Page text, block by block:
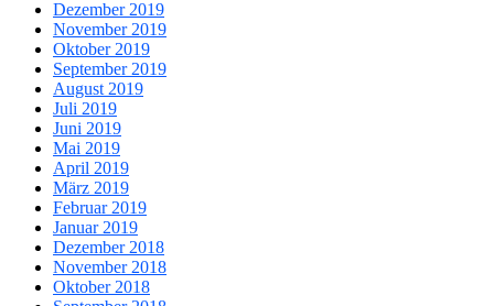
Dezember 2019
November 2019
Oktober 2019
September 2019
August 2019
Juli 2019
Juni 2019
Mai 2019
April 2019
März 2019
Februar 2019
Januar 2019
Dezember 2018
November 2018
Oktober 2018